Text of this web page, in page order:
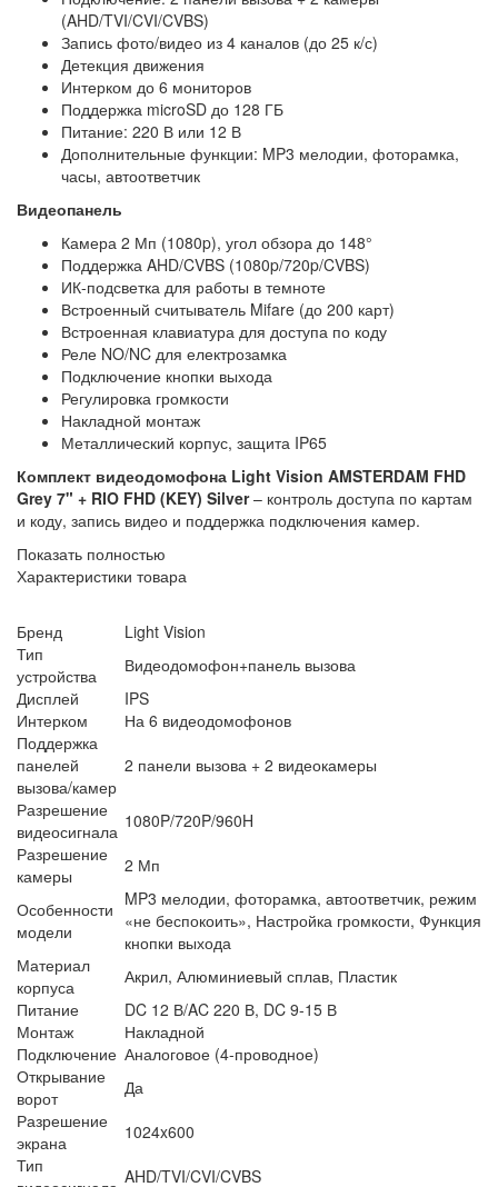
(AHD/TVI/CVI/CVBS)
Запись фото/видео из 4 каналов (до 25 к/с)
Детекция движения
Интерком до 6 мониторов
Поддержка microSD до 128 ГБ
Питание: 220 В или 12 В
Дополнительные функции: MP3 мелодии, фоторамка,
часы, автоответчик
Видеопанель
Камера 2 Мп (1080p), угол обзора до 148°
Поддержка AHD/CVBS (1080p/720p/CVBS)
ИК-подсветка для работы в темноте
Встроенный считыватель Mifare (до 200 карт)
Встроенная клавиатура для доступа по коду
Реле NO/NC для електрозамка
Подключение кнопки выхода
Регулировка громкости
Накладной монтаж
Металлический корпус, защита IP65
Комплект видеодомофона Light Vision AMSTERDAM FHD
Grey 7" + RIO FHD (KEY) Silver– контроль доступа по картам
и коду, запись видео и поддержка подключения камер.
Показать полностью
Характеристики товара
Бренд
Light Vision
Тип
устройства
Видеодомофон+панель вызова
Дисплей
IPS
Интерком
На 6 видеодомофонов
Поддержка
панелей
вызова/камер
2 панели вызова + 2 видеокамеры
Разрешение
видеосигнала 1080P/720P/960H
Разрешение
камеры
2 Мп
Особенности
модели
MP3 мелодии, фоторамка, автоответчик, режим
«не беспокоить», Настройка громкости, Функция
кнопки выхода
Материал
корпуса
Акрил, Алюминиевый сплав, Пластик
Питание
DC 12 В/AC 220 В, DC 9-15 В
Монтаж
Накладной
Подключение Аналоговое (4-проводное)
Открывание
ворот
Да
Разрешение
экрана
1024x600
Тип
AHD/TVI/CVI/CVBS